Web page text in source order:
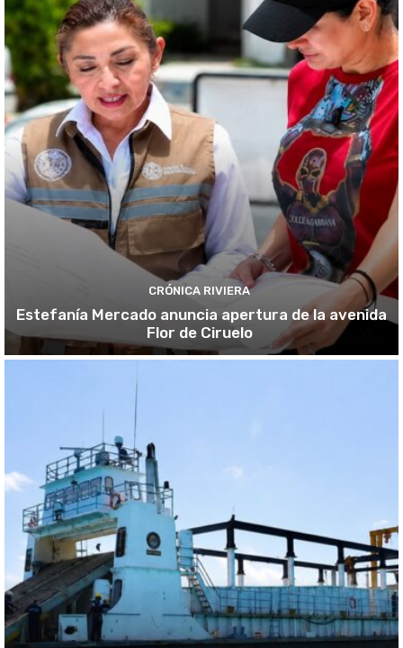
CRÓNICA RIVIERA
Estefanía Mercado anuncia apertura de la avenida
Flor de Ciruelo